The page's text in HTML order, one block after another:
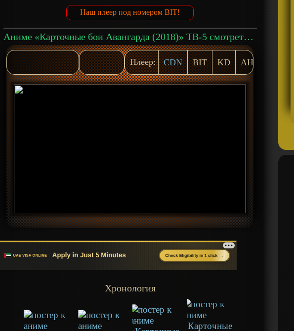
Наш плеер под номером BIT!
Аниме «Карточные бои Авангарда (2018)» ТВ-5 смотреть онлайн
Плеер: CDN BIT KD AH
Хронология